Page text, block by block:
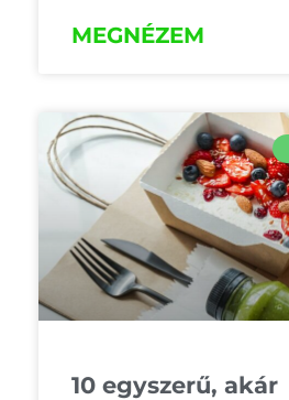
MEGNÉZEM
10 egyszerű, akár